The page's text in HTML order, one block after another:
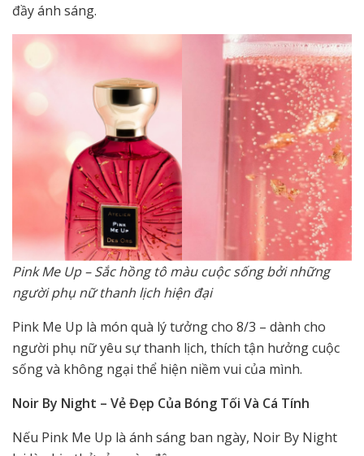
đầy ánh sáng.
Pink Me Up – Sắc hồng tô màu cuộc sống bởi những
người phụ nữ thanh lịch hiện đại
Pink Me Up là món quà lý tưởng cho 8/3 – dành cho
người phụ nữ yêu sự thanh lịch, thích tận hưởng cuộc
sống và không ngại thể hiện niềm vui của mình.
Noir By Night – Vẻ Đẹp Của Bóng Tối Và Cá Tính
Nếu Pink Me Up là ánh sáng ban ngày, Noir By Night